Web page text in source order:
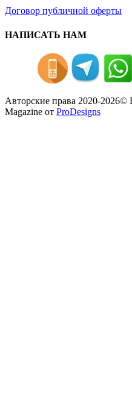
Договор публичной оферты
НАПИСАТЬ НАМ
Авторские права 2020-
Magazine от ProDesigns